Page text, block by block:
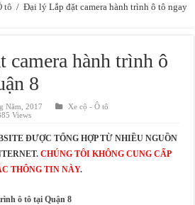
tô / Đại lý Lắp đặt camera hành trình ô tô ngay
hành trình ô
8
Năm, 2017
Xe cộ - Ô tô
Views
ĐƯỢC TỔNG HỢP TỪ NHIỀU NGUỒN
CHÚNG TÔI KHÔNG CUNG CẤP
THÔNG TIN NÀY.
ô tô tại Quận 8